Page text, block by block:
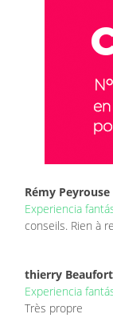
Rémy Peyrouse
Experiencia
conseils. Rien à
thierry Beaufort
Experiencia
Très propre